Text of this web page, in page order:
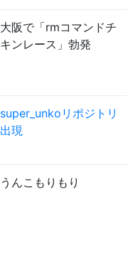
大阪で「rmコマンドチ
キンレース」勃発
super_unkoリポジトリ
出現
うんこもりもり